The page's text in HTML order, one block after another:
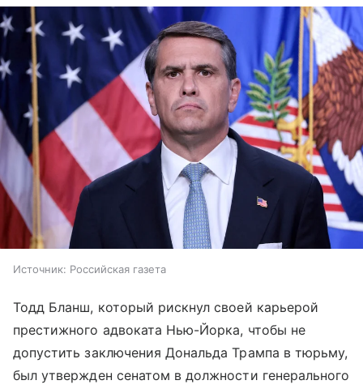
Источник: Российская газета
Тодд Бланш, который рискнул своей карьерой
престижного адвоката Нью-Йорка, чтобы не
допустить заключения Дональда Трампа в тюрьму,
был утвержден сенатом в должности генерального